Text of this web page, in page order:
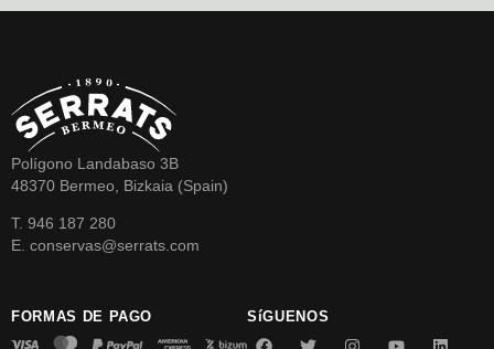
Polígono Landabaso 3B
48370 Bermeo, Bizkaia (Spain)
T. 946 187 280
E. conservas@serrats.com
FORMAS DE PAGO SíGUENOS